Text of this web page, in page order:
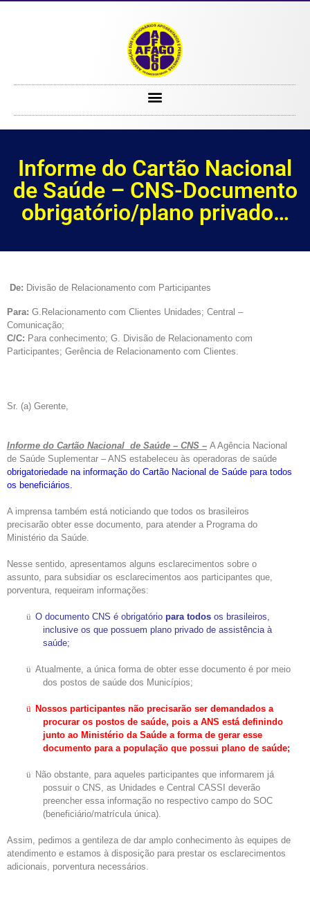
Informe do Cartão Nacional
de Saúde – CNS-Documento
obrigatório/plano privado…
De: Divisão de Relacionamento com Participantes
Para: G.Relacionamento com Clientes Unidades; Central –
Comunicação;
C/C: Para conhecimento; G. Divisão de Relacionamento com
Participantes; Gerência de Relacionamento com Clientes.
Sr. (a) Gerente,
Informe do Cartão Nacional de Saúde – CNS – A Agência Nacional
de Saúde Suplementar – ANS estabeleceu às operadoras de saúde
obrigatoriedade na informação do Cartão Nacional de Saúde para todos
os beneficiários.
A imprensa também está noticiando que todos os brasileiros
precisarão obter esse documento, para atender a Programa do
Ministério da Saúde.
Nesse sentido, apresentamos alguns esclarecimentos sobre o
assunto, para subsidiar os esclarecimentos aos participantes que,
porventura, requeiram informações:
ü O documento CNS é obrigatóriopara todos os brasileiros,
inclusive os que possuem plano privado de assistência à
saúde;
ü Atualmente, a única forma de obter esse documento é por meio
dos postos de saúde dos Municípios;
ü Nossos participantes não precisarão ser demandados a
procurar os postos de saúde, pois a ANS está definindo
junto ao Ministério da Saúde a forma de gerar esse
documento para a população que possui plano de saúde;
ü Não obstante, para aqueles participantes que informarem já
possuir o CNS, as Unidades e Central CASSI deverão
preencher essa informação no respectivo campo do SOC
(beneficiário/matrícula única).
Assim, pedimos a gentileza de dar amplo conhecimento às equipes de
atendimento e estamos à disposição para prestar os esclarecimentos
adicionais, porventura necessários.